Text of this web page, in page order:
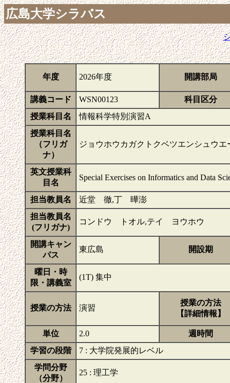
広島大学シラバス
年度 2026年度 開講部局
講義コード WSN00123
科目区分
授業科目名
情報科学特別演習A
授業科目名
（フリガ
ナ）
ジョウホウカガクトクベツエンシュウエ
英文授業科
目名
Special Exercises on Informatics and Data
担当教員名
近堂 徹,丁 曄澎
担当教員名
(フリガナ)
コンドウ トオル,テイ ヨウホウ
開講キャン
パス
東広島 開設期
曜日・時
限・講義室
(1T) 集中
授業の方法 演習
授業の方法
【詳細情報】
単位 2.0
週時間
学習の段階
7 : 大学院発展的レベル
学問分野
（分野）
25 : 理工学